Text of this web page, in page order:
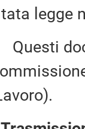
legge